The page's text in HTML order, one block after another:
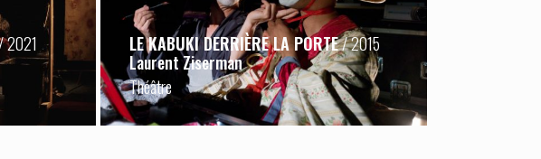
2021
LE KABUKI DERRIÈRE LA PORTE/ 2015
Laurent Ziserman
Théâtre